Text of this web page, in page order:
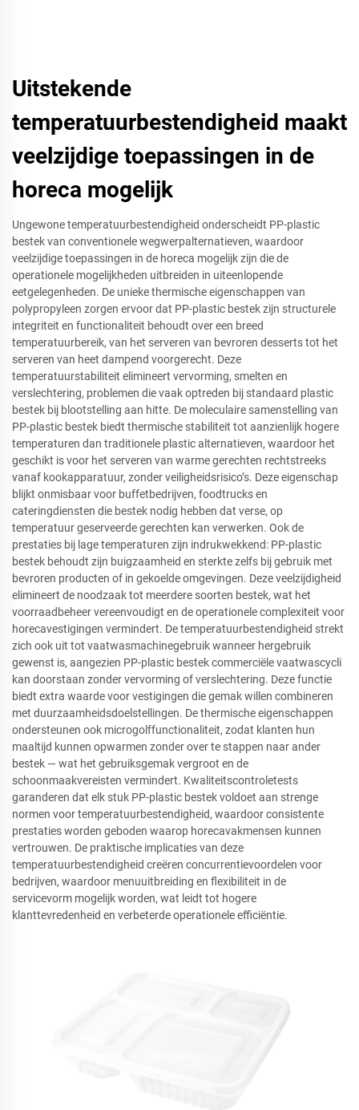
Uitstekende
temperatuurbestendigheid maakt
veelzijdige toepassingen in de
horeca mogelijk
Ungewone temperatuurbestendigheid onderscheidt PP-plastic
bestek van conventionele wegwerpalternatieven, waardoor
veelzijdige toepassingen in de horeca mogelijk zijn die de
operationele mogelijkheden uitbreiden in uiteenlopende
eetgelegenheden. De unieke thermische eigenschappen van
polypropyleen zorgen ervoor dat PP-plastic bestek zijn structurele
integriteit en functionaliteit behoudt over een breed
temperatuurbereik, van het serveren van bevroren desserts tot het
serveren van heet dampend voorgerecht. Deze
temperatuurstabiliteit elimineert vervorming, smelten en
verslechtering, problemen die vaak optreden bij standaard plastic
bestek bij blootstelling aan hitte. De moleculaire samenstelling van
PP-plastic bestek biedt thermische stabiliteit tot aanzienlijk hogere
temperaturen dan traditionele plastic alternatieven, waardoor het
geschikt is voor het serveren van warme gerechten rechtstreeks
vanaf kookapparatuur, zonder veiligheidsrisico’s. Deze eigenschap
blijkt onmisbaar voor buffetbedrijven, foodtrucks en
cateringdiensten die bestek nodig hebben dat verse, op
temperatuur geserveerde gerechten kan verwerken. Ook de
prestaties bij lage temperaturen zijn indrukwekkend: PP-plastic
bestek behoudt zijn buigzaamheid en sterkte zelfs bij gebruik met
bevroren producten of in gekoelde omgevingen. Deze veelzijdigheid
elimineert de noodzaak tot meerdere soorten bestek, wat het
voorraadbeheer vereenvoudigt en de operationele complexiteit voor
horecavestigingen vermindert. De temperatuurbestendigheid strekt
zich ook uit tot vaatwasmachinegebruik wanneer hergebruik
gewenst is, aangezien PP-plastic bestek commerciële vaatwascycli
kan doorstaan zonder vervorming of verslechtering. Deze functie
biedt extra waarde voor vestigingen die gemak willen combineren
met duurzaamheidsdoelstellingen. De thermische eigenschappen
ondersteunen ook microgolffunctionaliteit, zodat klanten hun
maaltijd kunnen opwarmen zonder over te stappen naar ander
bestek — wat het gebruiksgemak vergroot en de
schoonmaakvereisten vermindert. Kwaliteitscontroletests
garanderen dat elk stuk PP-plastic bestek voldoet aan strenge
normen voor temperatuurbestendigheid, waardoor consistente
prestaties worden geboden waarop horecavakmensen kunnen
vertrouwen. De praktische implicaties van deze
temperatuurbestendigheid creëren concurrentievoordelen voor
bedrijven, waardoor menuuitbreiding en flexibiliteit in de
servicevorm mogelijk worden, wat leidt tot hogere
klanttevredenheid en verbeterde operationele efficiëntie.